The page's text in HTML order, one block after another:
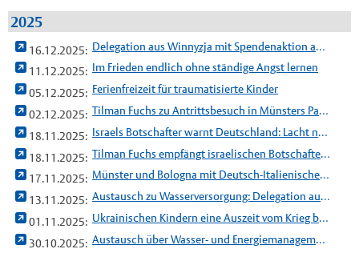
2025
16.12.2025:
Delegation aus Winnyzja mit Spendenaktion auf dem Weihnachtsmarkt zu Gast
11.12.2025: Im Frieden endlich ohne ständige Angst lernen
05.12.2025: Ferienfreizeit für traumatisierte Kinder
02.12.2025:
Tilman Fuchs zu Antrittsbesuch in Münsters Partnerstadt Enschede
18.11.2025:
Israels Botschafter warnt Deutschland: Lacht nicht über Extremisten
18.11.2025:
Tilman Fuchs empfängt israelischen Botschafter im Friedenssaal
17.11.2025:
Münster und Bologna mit Deutsch-Italienischem Städtepartnerschaftspreis ausgezeichnet
13.11.2025:
Austausch zu Wasserversorgung: Delegation aus Münster in Tamale zu Gast
01.11.2025:
Ukrainischen Kindern eine Auszeit vom Krieg bieten
30.10.2025:
Austausch über Wasser- und Energiemanagement: Delegation aus Münster in Fresno